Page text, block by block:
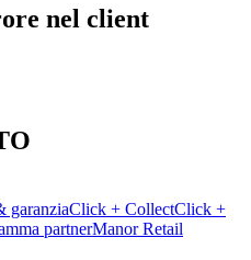
nel client
garanziaClick + CollectClick +
partnerManor Retail